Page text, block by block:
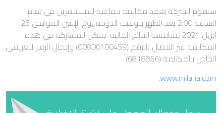
ستقوم الشركة بعقد مكالمة جماعية للمستثمرين في تمام
الساعة 2:00 بعد الظهر بتوقيت الدوحة يوم الإثنين الموافق 25
ابريل 2021 لمناقشة النتائج المالية. يمكن المشاركة في هذه
المكالمة عبر الاتصال بالرقم (00800100459) وإدخال الرمز التعريفي
الخاص بالمكالمة (6818866).
www.milaha.com
.